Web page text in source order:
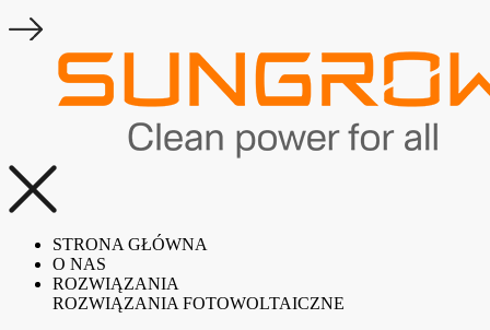
STRONA GŁÓWNA
O NAS
ROZWIĄZANIA
ROZWIĄZANIA FOTOWOLTAICZNE